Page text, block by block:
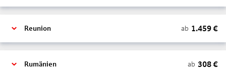
Reunion ab 1.459€
Rumänien ab 308€